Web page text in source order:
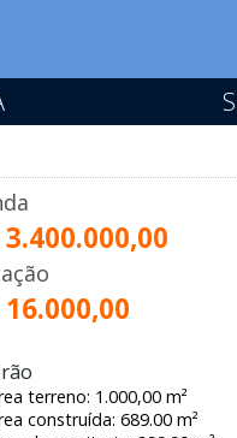
3.400.000,00
16.000,00
terreno: 1.000,00 m²
construída: 689.00 m²